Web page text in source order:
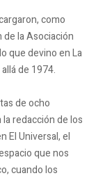
como
la Asociación
que devino en La
de 1974.
de ocho
redacción de los
El Universal, el
que nos
cuando los